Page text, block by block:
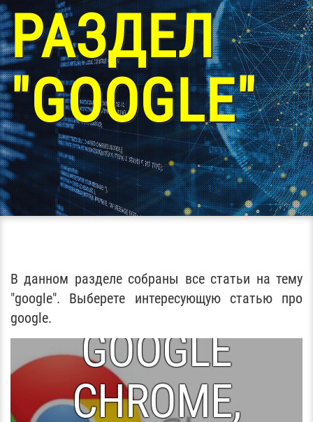
РАЗДЕЛ
"GOOGLE"
В данном разделе собраны все статьи на тему
"google". Выберете интересующую статью про
google. КЛАВИШИ
GOOGLE
CHROME,